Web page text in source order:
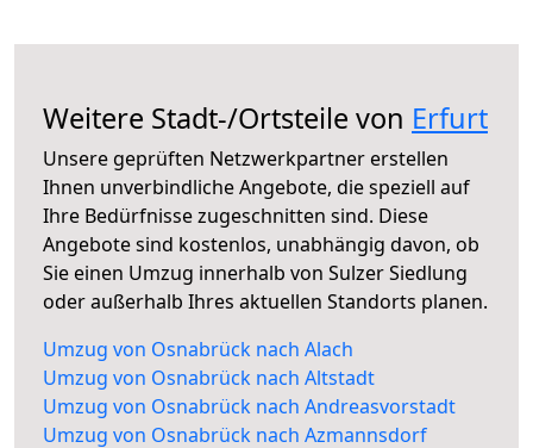
Weitere Stadt-/Ortsteile von Erfurt
Unsere geprüften Netzwerkpartner erstellen
Ihnen unverbindliche Angebote, die speziell auf
Ihre Bedürfnisse zugeschnitten sind. Diese
Angebote sind kostenlos, unabhängig davon, ob
Sie einen Umzug innerhalb von Sulzer Siedlung
oder außerhalb Ihres aktuellen Standorts planen.
Umzug von Osnabrück nach Alach
Umzug von Osnabrück nach Altstadt
Umzug von Osnabrück nach Andreasvorstadt
Umzug von Osnabrück nach Azmannsdorf